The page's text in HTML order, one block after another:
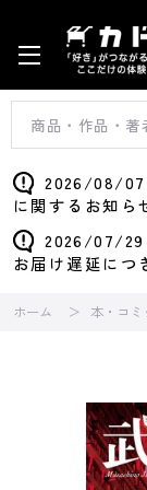
2026/08/07
に関するお知ら
2026/07/29
お届け遅延につ
ホーム 本・コ